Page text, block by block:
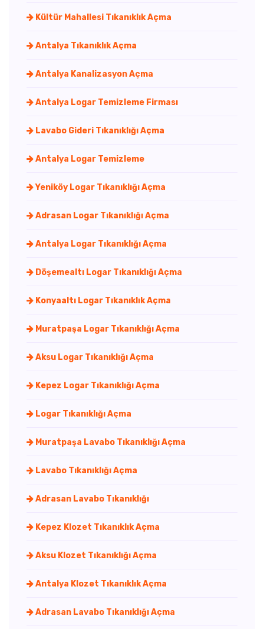
Kültür Mahallesi Tıkanıklık Açma
Antalya Tıkanıklık Açma
Antalya Kanalizasyon Açma
Antalya Logar Temizleme Firması
Lavabo Gideri Tıkanıklığı Açma
Antalya Logar Temizleme
Yeniköy Logar Tıkanıklığı Açma
Adrasan Logar Tıkanıklığı Açma
Antalya Logar Tıkanıklığı Açma
Döşemealtı Logar Tıkanıklığı Açma
Konyaaltı Logar Tıkanıklık Açma
Muratpaşa Logar Tıkanıklığı Açma
Aksu Logar Tıkanıklığı Açma
Kepez Logar Tıkanıklığı Açma
Logar Tıkanıklığı Açma
Muratpaşa Lavabo Tıkanıklığı Açma
Lavabo Tıkanıklığı Açma
Adrasan Lavabo Tıkanıklığı
Kepez Klozet Tıkanıklık Açma
Aksu Klozet Tıkanıklığı Açma
Antalya Klozet Tıkanıklık Açma
Adrasan Lavabo Tıkanıklığı Açma